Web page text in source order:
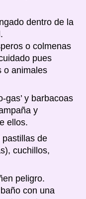
dentro de la
o colmenas
pues
o animales
gas’ y barbacoas
y
ellos.
pastillas de
cuchillos,
peligro.
con una